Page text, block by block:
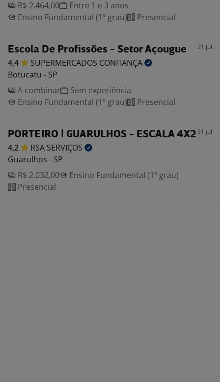
R$ 2.464,00
Entre 1 e 3 anos
Ensino Fundamental (1º grau)
Presencial
Escola De Profissões - Setor Açougue 31 jul
4,4 SUPERMERCADOS CONFIANÇA
Botucatu - SP
A combinar
Sem experiência
Ensino Fundamental (1º grau)
Presencial
PORTEIRO | GUARULHOS - ESCALA 4X2 31 jul
4,2 RSA SERVIÇOS
Guarulhos - SP
R$ 2.032,00
Ensino Fundamental (1º grau)
Presencial